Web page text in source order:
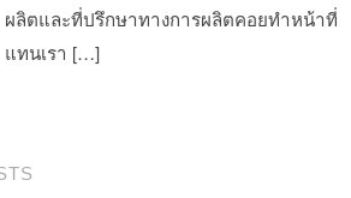
ผลิตและที่ปรึกษาทางการผลิตคอยทำหน้าที่
แทนเรา […]